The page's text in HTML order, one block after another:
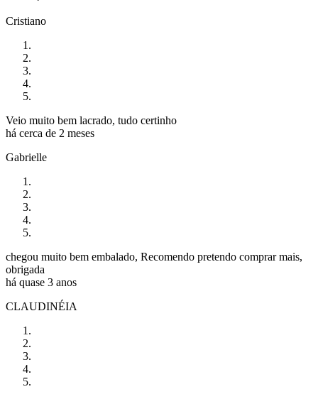
Cristiano
Veio muito bem lacrado, tudo certinho
há cerca de 2 meses
Gabrielle
chegou muito bem embalado, Recomendo pretendo comprar mais,
obrigada
há quase 3 anos
CLAUDINÉIA